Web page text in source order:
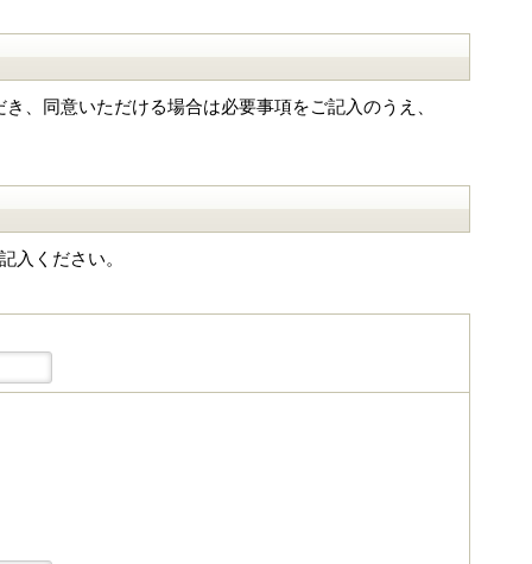
、同意いただける場合は必要事項をご記入のうえ、
入ください。